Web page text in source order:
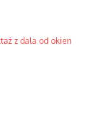
z dala od okien